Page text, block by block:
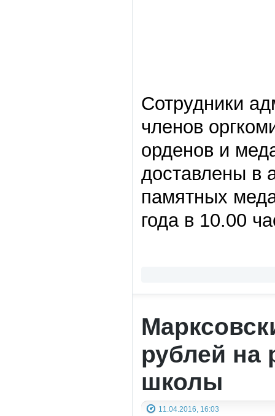
Сотрудники
членов
орденов и
доставлены в
памятных
года в 10.00
рублей на
школы
11.04.2016, 16:03